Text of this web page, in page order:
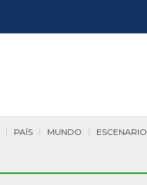
ESCENARIO
MUNDO
PAÍS